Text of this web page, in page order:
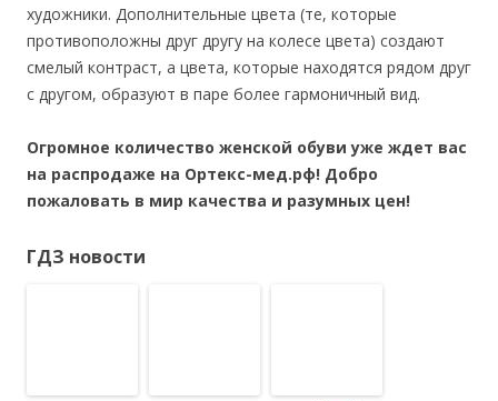
художники. Дополнительные цвета (те, которые
противоположны друг другу на колесе цвета) создают
смелый контраст, а цвета, которые находятся рядом друг
с другом, образуют в паре более гармоничный вид.
Огромное количество женской обуви уже ждет вас
на распродаже на Ортекс-мед.рф! Добро
пожаловать в мир качества и разумных цен!
ГДЗ новости